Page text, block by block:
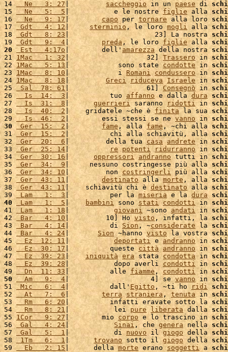
14
  Ne   3: 27
| saccheggio in un paese di
15
  Ne   5:  5
|           e le nostre figlie alla
16
  Ne   9: 17
| capo per tornare alla loro
17 Gdt   4: 12| sterminio , le loro mogli alla
18
Gdt   8: 23 |                     23] La nostra
19 Gdt   9:  4 | preda , le loro figlie alla
20 Est   4:17o |        dell' amarezza della nostra
21 1Mac   1: 32|                   32] Trassero in
22 1Mac   5: 13 |            sono state condotte in
23 1Mac   8: 10 |            i Romani condussero in
24 1Mac   8: 18| Greci riduceva Israele in
25 Sal  78: 61 |                   61] Consegnò in
26
  Is  14:  3
|          tuo affanno e dalla dura
27
  Is  31:  8
| guerrieri saranno ridotti in
28
  Is  40:  2
|    gridatele ~che è finita la sua
29
  Is  46:  2
|        essi stessi se ne vanno in
30
Ger  15:  2| fame , alla fame, ~chi alla
31 Ger  15:  2 |          chi alla schiavitù, alla
32 Ger  20:  6 |         della tua casa andrete in
33 Ger  25: 14 | re potenti ridurranno in
34 Ger  30: 16| oppressori andranno tutti in
35 Ger  34:  9|     nessuno costringesse più alla
36 Ger  34: 10 |         non costringerli più alla
37 Ger  43: 11 | destinato alla morte , alla
38
Ger  43: 11|    schiavitù chi è destinato alla
39 Lam   1:  3 |          per la miseria e la dura
40
Lam   1:  5 | bambini sono stati condotti in
41 Lam   1: 18| giovani ~sono andati in
42 Bar   4: 10 |         10] Ho visto , infatti, la
43 Bar   4: 14 |          di Sion , ~considerate la
44 Bar   4: 24 | Sion ~hanno visto la vostra
45
  Ez  12: 11
| deportati e andranno in
46
  Ez  30: 17
|          queste città andranno in
47
  Ez  39: 23
| iniquità era stata condotta in
48
  Ez  39: 28
|           dopo averli condotti in
49
  Dn  11: 33
|          alle fiamme , condotti in
50
  Am   9:  4
|                    4] se vanno in
51 Mic   6:  4 |          dall' Egitto , ~ti ho ridi
52
  At   7:  6
| terra straniera , tenuta in
53
  Rm   6: 20
|          infatti eravate sotto la
54
  Rm   8: 21
|           lei pure liberata dalla
55 1Cor   9: 27|        mio corpo e lo trascino in
56 Gal   4: 24 | Sinai , che genera nella
57
Gal   5:  1 |           di nuovo il giogo della
58 1Tm   6:  1| trovano sotto il giogo della
59
  Eb   2: 15
|      della morte erano soggetti a